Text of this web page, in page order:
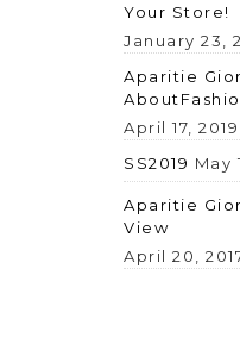
Your Store!
January 23,
Aparitie
April 17, 2019
SS2019 May
Aparitie
View
April 20,